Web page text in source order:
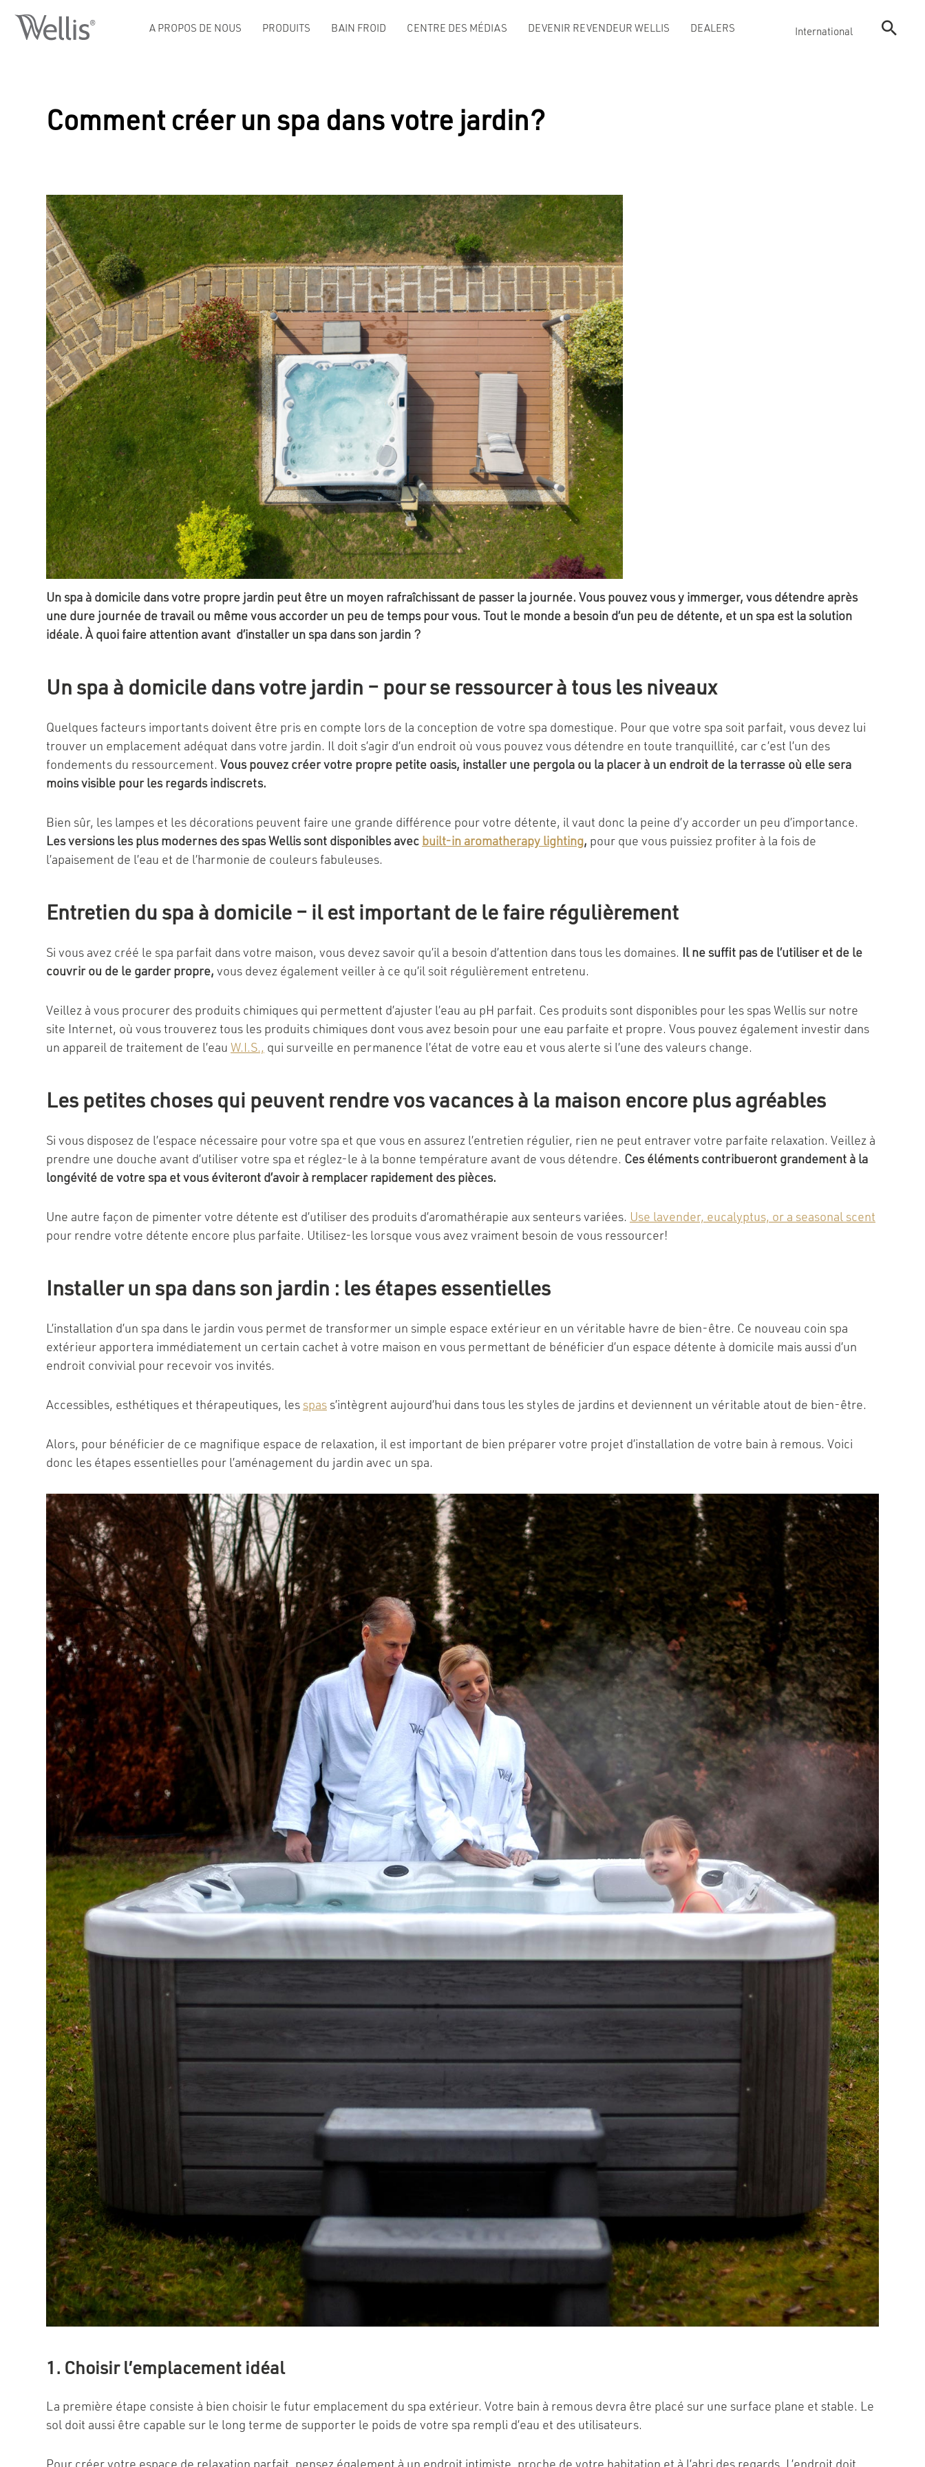
A PROPOS DE NOUS PRODUITS BAIN FROID CENTRE DES MÉDIAS DEVENIR REVENDEUR WELLIS DEALERS International
Comment créer un spa dans votre jardin?
Un spa à domicile dans votre propre jardin peut être un moyen rafraîchissant de passer la journée. Vous pouvez vous y immerger, vous détendre après
une dure journée de travail ou même vous accorder un peu de temps pour vous. Tout le monde a besoin d’un peu de détente, et un spa est la solution
idéale. À quoi faire attention avant d’installer un spa dans son jardin ?
Un spa à domicile dans votre jardin – pour se ressourcer à tous les niveaux
Quelques facteurs importants doivent être pris en compte lors de la conception de votre spa domestique. Pour que votre spa soit parfait, vous devez lui
trouver un emplacement adéquat dans votre jardin. Il doit s’agir d’un endroit où vous pouvez vous détendre en toute tranquillité, car c’est l’un des
fondements du ressourcement. Vous pouvez créer votre propre petite oasis, installer une pergola ou la placer à un endroit de la terrasse où elle sera
moins visible pour les regards indiscrets.
Bien sûr, les lampes et les décorations peuvent faire une grande différence pour votre détente, il vaut donc la peine d’y accorder un peu d’importance.
Les versions les plus modernes des spas Wellis sont disponibles avec built-in aromatherapy lighting, pour que vous puissiez profiter à la fois de
l’apaisement de l’eau et de l’harmonie de couleurs fabuleuses.
Entretien du spa à domicile – il est important de le faire régulièrement
Si vous avez créé le spa parfait dans votre maison, vous devez savoir qu’il a besoin d’attention dans tous les domaines.
Il ne suffit pas de l’utiliser et de le
couvrir ou de le garder propre, vous devez également veiller à ce qu’il soit régulièrement entretenu.
Veillez à vous procurer des produits chimiques qui permettent d’ajuster l’eau au pH parfait. Ces produits sont disponibles pour les spas Wellis sur notre
site Internet, où vous trouverez tous les produits chimiques dont vous avez besoin pour une eau parfaite et propre. Vous pouvez également investir dans
un appareil de traitement de l’eau W.I.S., qui surveille en permanence l’état de votre eau et vous alerte si l’une des valeurs change.
Les petites choses qui peuvent rendre vos vacances à la maison encore plus agréables
Si vous disposez de l’espace nécessaire pour votre spa et que vous en assurez l’entretien régulier, rien ne peut entraver votre parfaite relaxation. Veillez à
prendre une douche avant d’utiliser votre spa et réglez-le à la bonne température avant de vous détendre. Ces éléments contribueront grandement à la
longévité de votre spa et vous éviteront d’avoir à remplacer rapidement des pièces.
Une autre façon de pimenter votre détente est d’utiliser des produits d’aromathérapie aux senteurs variées. Use lavender, eucalyptus, or a seasonal scent
pour rendre votre détente encore plus parfaite. Utilisez-les lorsque vous avez vraiment besoin de vous ressourcer!
Installer un spa dans son jardin : les étapes essentielles
L’installation d’un spa dans le jardin vous permet de transformer un simple espace extérieur en un véritable havre de bien-être. Ce nouveau coin spa
extérieur apportera immédiatement un certain cachet à votre maison en vous permettant de bénéficier d’un espace détente à domicile mais aussi d’un
endroit convivial pour recevoir vos invités.
Accessibles, esthétiques et thérapeutiques, les spas s’intègrent aujourd’hui dans tous les styles de jardins et deviennent un véritable atout de bien-être.
Alors, pour bénéficier de ce magnifique espace de relaxation, il est important de bien préparer votre projet d’installation de votre bain à remous. Voici
donc les étapes essentielles pour l’aménagement du jardin avec un spa.
1. Choisir l’emplacement idéal
La première étape consiste à bien choisir le futur emplacement du spa extérieur. Votre bain à remous devra être placé sur une surface plane et stable. Le
sol doit aussi être capable sur le long terme de supporter le poids de votre spa rempli d’eau et des utilisateurs.